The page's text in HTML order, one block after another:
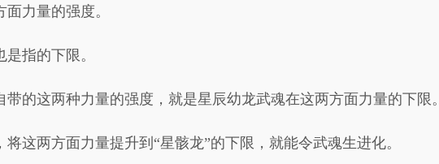
力量的强度。
指的下限。
的这两种力量的强度，就是星辰幼龙武魂在这两方面力量的下限。
这两方面力量提升到“星骸龙”的下限，就能令武魂生进化。